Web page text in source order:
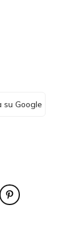
Google